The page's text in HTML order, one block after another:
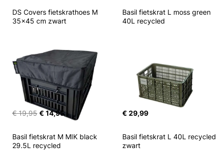
DS Covers fietskrathoes M
35x45 cm zwart
€ 19,95 € 14,95
Basil fietskrat L moss green
40L recycled
€ 29,99
Basil fietskrat M MIK black
29.5L recycled
Basil fietskrat L 40L recycled
zwart